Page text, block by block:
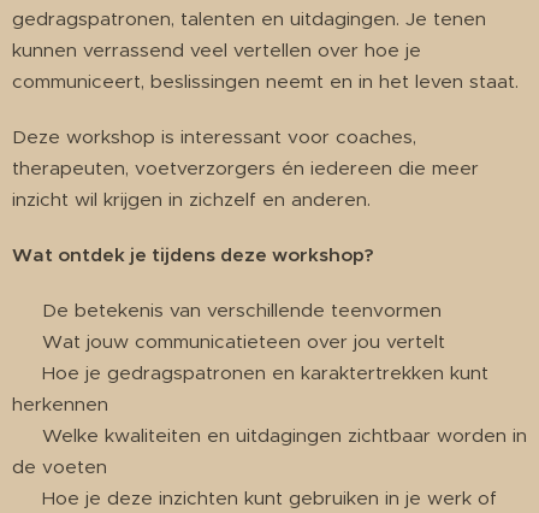
gedragspatronen, talenten en uitdagingen. Je tenen
kunnen verrassend veel vertellen over hoe je
communiceert, beslissingen neemt en in het leven staat.
Deze workshop is interessant voor coaches,
therapeuten, voetverzorgers én iedereen die meer
inzicht wil krijgen in zichzelf en anderen.
Wat ontdek je tijdens deze workshop?
✔ De betekenis van verschillende teenvormen
✔ Wat jouw communicatieteen over jou vertelt
✔ Hoe je gedragspatronen en karaktertrekken kunt
herkennen
✔ Welke kwaliteiten en uitdagingen zichtbaar worden in
de voeten
✔ Hoe je deze inzichten kunt gebruiken in je werk of